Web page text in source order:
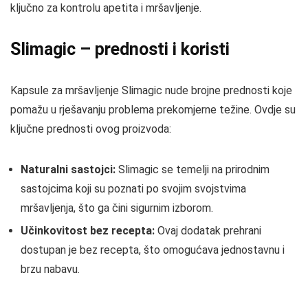
ključno za kontrolu apetita i mršavljenje.
Slimagic – prednosti i koristi
Kapsule za mršavljenje Slimagic nude brojne prednosti koje
pomažu u rješavanju problema prekomjerne težine. Ovdje su
ključne prednosti ovog proizvoda:
Naturalni sastojci: Slimagic se temelji na prirodnim
sastojcima koji su poznati po svojim svojstvima
mršavljenja, što ga čini sigurnim izborom.
Učinkovitost bez recepta: Ovaj dodatak prehrani
dostupan je bez recepta, što omogućava jednostavnu i
brzu nabavu.